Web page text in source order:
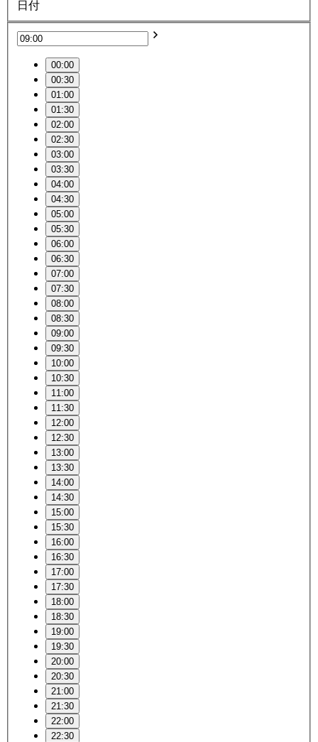
日付
00:00
00:30
01:00
01:30
02:00
02:30
03:00
03:30
04:00
04:30
05:00
05:30
06:00
06:30
07:00
07:30
08:00
08:30
09:00
09:30
10:00
10:30
11:00
11:30
12:00
12:30
13:00
13:30
14:00
14:30
15:00
15:30
16:00
16:30
17:00
17:30
18:00
18:30
19:00
19:30
20:00
20:30
21:00
21:30
22:00
22:30